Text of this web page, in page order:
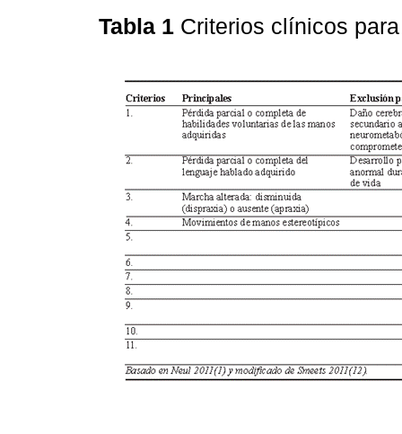
Tabla 1 Criterios clínicos